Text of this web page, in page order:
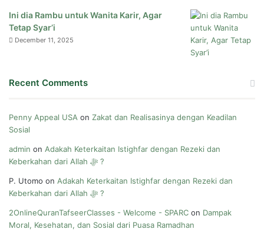
Ini dia Rambu untuk Wanita Karir, Agar
Tetap Syar’i
December 11, 2025
Recent Comments
Penny Appeal USA on Zakat dan Realisasinya dengan Keadilan
Sosial
admin on Adakah Keterkaitan Istighfar dengan Rezeki dan
Keberkahan dari Allah ﷻ ?
P. Utomo on Adakah Keterkaitan Istighfar dengan Rezeki dan
Keberkahan dari Allah ﷻ ?
2OnlineQuranTafseerClasses - Welcome - SPARC on Dampak
Moral, Kesehatan, dan Sosial dari Puasa Ramadhan